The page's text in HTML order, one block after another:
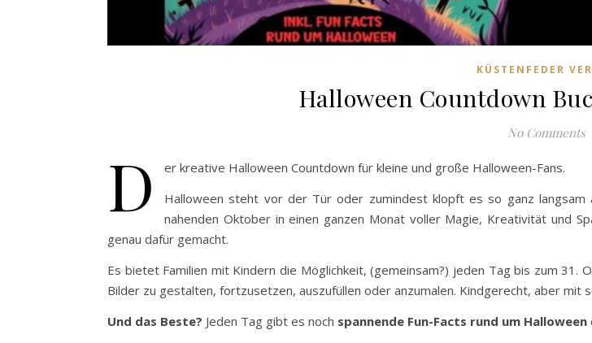
KÜSTENFEDER
Halloween Countdown
No Comments
D
er kreative Halloween Countdown für kleine und große Halloween-Fans.
Halloween steht vor der Tür oder zumindest klopft es so ganz
nahenden Oktober in einen ganzen Monat voller Magie, Kreativität und
genau dafür gemacht.
Es bietet Familien mit Kindern die Möglichkeit, (gemeinsam?) jeden Tag bis zum
Bilder zu gestalten, fortzusetzen, auszufüllen oder anzumalen. Kindgerecht, aber mit
Und das Beste? Jeden Tag gibt es noch spannende Fun-Facts rund um Halloween